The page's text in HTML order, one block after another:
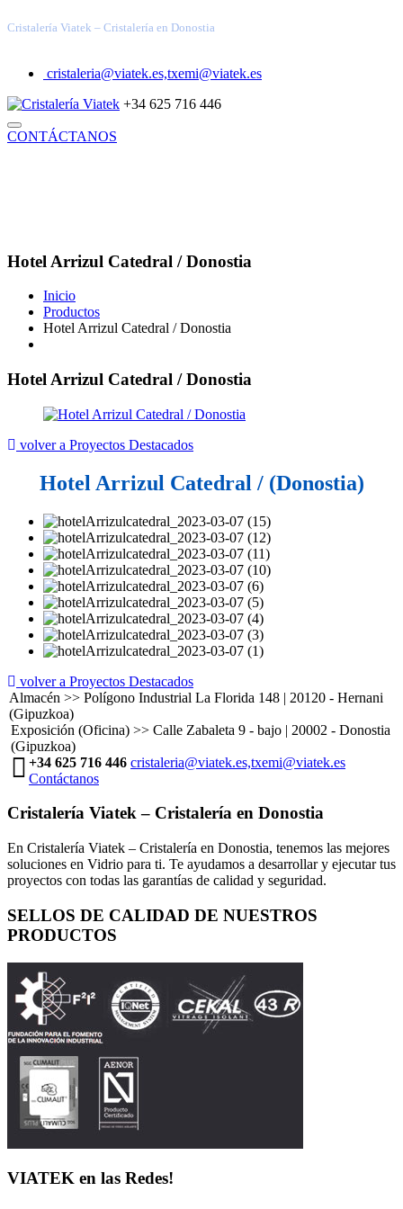
Cristalería Viatek – Cristalería en Donostia
cristaleria@viatek.es,txemi@viatek.es
+34 625 716 446
CONTÁCTANOS
Hotel Arrizul Catedral / Donostia
Inicio
Productos
Hotel Arrizul Catedral / Donostia
Hotel Arrizul Catedral / Donostia
volver a Proyectos Destacados
Hotel Arrizul Catedral / (Donostia)
volver a Proyectos Destacados
Almacén >> Polígono Industrial La Florida 148 | 20120 - Hernani
(Gipuzkoa)
Exposición (Oficina) >> Calle Zabaleta 9 - bajo | 20002 - Donostia
(Gipuzkoa)
+34 625 716 446 cristaleria@viatek.es,txemi@viatek.es
Contáctanos
Cristalería Viatek – Cristalería en Donostia
En Cristalería Viatek – Cristalería en Donostia, tenemos las mejores
soluciones en Vidrio para ti. Te ayudamos a desarrollar y ejecutar tus
proyectos con todas las garantías de calidad y seguridad.
SELLOS DE CALIDAD DE NUESTROS
PRODUCTOS
VIATEK en las Redes!